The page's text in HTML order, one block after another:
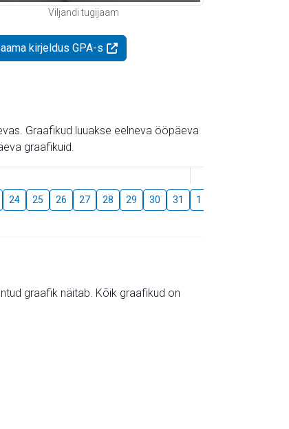
Viljandi tugijaam
kirjeldus GPA-s
Graafikud luuakse eelneva ööpäeva
graafikuid.
24 25 26 27 28 29 30 31 1
graafik näitab. Kõik graafikud on